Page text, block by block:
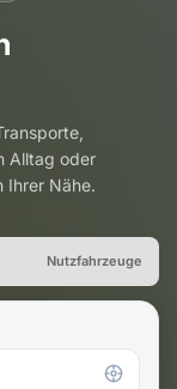
Alltag oder
Ihrer Nähe.
Nutzfahrzeuge